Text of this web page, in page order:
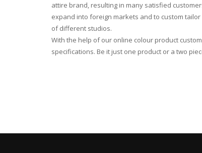
attire brand, resulting in many satisfied
expand into foreign markets and to custom
of different studios.
With the help of our online colour product
specifications. Be it just one product or a two